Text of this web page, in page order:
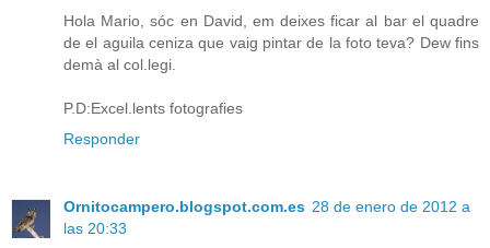
Hola Mario, sóc en David, em deixes ficar al bar el quadre
de el aguila ceniza que vaig pintar de la foto teva? Dew fins
demà al col.legi.
P.D:Excel.lents fotografies
Responder
Ornitocampero.blogspot.com.es 28 de enero de 2012 a
las 20:33